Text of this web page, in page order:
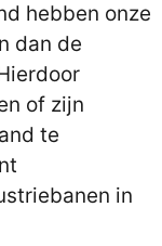
hebben onze
dan de
of zijn
te
in